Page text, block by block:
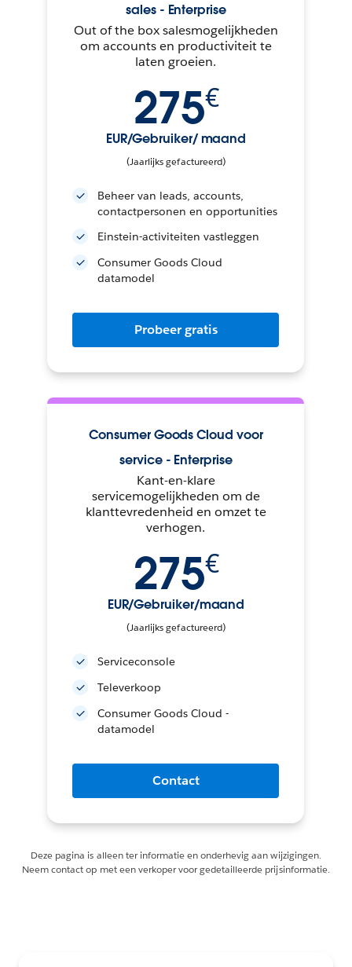
sales - Enterprise
Out of the box salesmogelijkheden
om accounts en productiviteit te
laten groeien.
275€
EUR/Gebruiker/ maand
(Jaarlijks gefactureerd)
Beheer van leads, accounts,
contactpersonen en opportunities
Einstein-activiteiten vastleggen
Consumer Goods Cloud
datamodel
Probeer gratis
Consumer Goods Cloud voor
service - Enterprise
Kant-en-klare
servicemogelijkheden om de
klanttevredenheid en omzet te
verhogen.
275€
EUR/Gebruiker/​maand
(Jaarlijks gefactureerd)
Serviceconsole
Televerkoop
Consumer Goods Cloud -
datamodel
Contact
Deze pagina is alleen ter informatie en onderhevig aan wijzigingen.
Neem contact op met een verkoper voor gedetailleerde prijsinformatie.